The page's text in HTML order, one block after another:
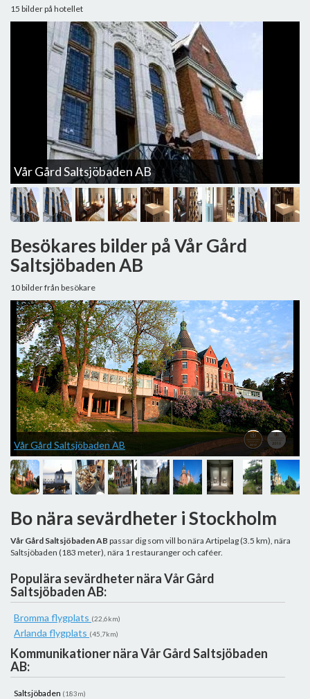
15 bilder på hotellet
Vår Gård Saltsjöbaden AB
Besökares bilder på Vår Gård
Saltsjöbaden AB
10 bilder från besökare
Vår Gård Saltsjöbaden AB
Bo nära sevärdheter i Stockholm
Vår Gård Saltsjöbaden AB passar dig som vill bo nära Artipelag (3.5 km), nära
Saltsjöbaden (183 meter), nära 1 restauranger och caféer.
Populära sevärdheter nära Vår Gård
Saltsjöbaden AB:
Bromma flygplats (22,6km)
Arlanda flygplats (45,7km)
Kommunikationer nära Vår Gård Saltsjöbaden
AB:
Saltsjöbaden (183m)